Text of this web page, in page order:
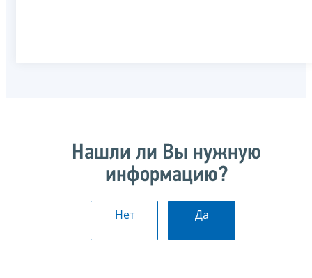
Нашли ли Вы нужную
информацию?
Нет Да